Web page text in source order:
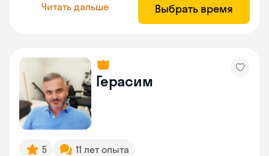
Читать дальше Выбрать время
Герасим
5 11 лет опыта